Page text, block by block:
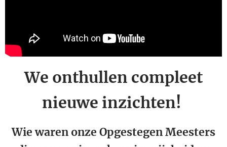
We onthullen compleet
nieuwe inzichten!
Wie waren onze Opgestegen Meesters